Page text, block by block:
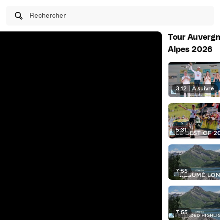
Rechercher
Tour
Alpes 2026
3:12 | À suivre
5:31
7:55
7:55